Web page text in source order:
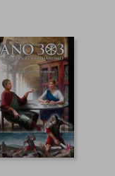
45%
dcto.